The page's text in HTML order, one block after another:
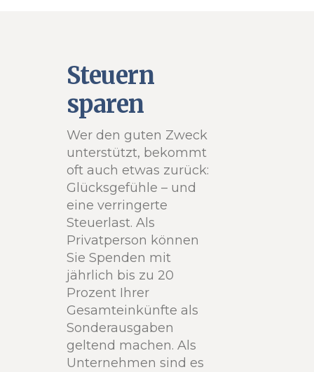
Steuern
sparen
Wer den guten Zweck
unterstützt, bekommt
oft auch etwas zurück:
Glücksgefühle – und
eine verringerte
Steuerlast. Als
Privatperson können
Sie Spenden mit
jährlich bis zu 20
Prozent Ihrer
Gesamteinkünfte als
Sonderausgaben
geltend machen. Als
Unternehmen sind es